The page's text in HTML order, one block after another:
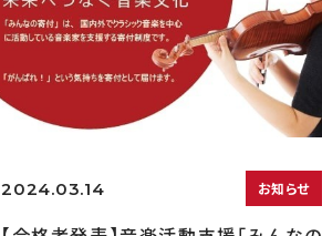
2024.03.14 お知らせ